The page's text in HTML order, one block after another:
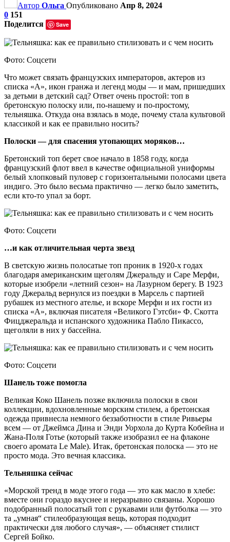
Автор Ольга Опубликовано Апр 8, 2024
0 151
Поделится
Save
Фото: Соцсети
Что может связать французских императоров, актеров из
списка «А», икон гранжа и легенд моды — и мам, пришедших
за детьми в детский сад? Ответ очень простой: топ в
бретонскую полоску или, по-нашему и по-простому,
тельняшка. Откуда она взялась в моде, почему стала культовой
классикой и как ее правильно носить?
Полоски — для спасения утопающих моряков…
Бретонский топ берет свое начало в 1858 году, когда
французский флот ввел в качестве официальной униформы
белый хлопковый пуловер с горизонтальными полосами цвета
индиго. Это было весьма практично — легко было заметить,
если кто-то упал за борт.
Фото: Соцсети
…и как отличительная черта звезд
В светскую жизнь полосатые топ проник в 1920-х годах
благодаря американским щеголям Джеральду и Саре Мерфи,
которые изобрели «летний сезон» на Лазурном берегу. В 1923
году Джеральд вернулся из поездки в Марсель с партией
рубашек из местного ателье, и вскоре Мерфи и их гости из
списка «А», включая писателя «Великого Гэтсби» Ф. Скотта
Фицджеральда и испанского художника Пабло Пикассо,
щеголяли в них у бассейна.
Фото: Соцсети
Шанель тоже помогла
Великая Коко Шанель позже включила полоски в свои
коллекции, вдохновленные морским стилем, а бретонская
одежда привнесла немного беззаботности в стиле Ривьеры
всем — от Джеймса Дина и Энди Уорхола до Курта Кобейна и
Жана-Поля Готье (который также изобразил ее на флаконе
своего аромата Le Male). Итак, бретонская полоска — это не
просто мода. Это вечная классика.
Тельняшка сейчас
«Морской тренд в моде этого года — это как масло в хлебе:
вместе они гораздо вкуснее и неразрывно связаны. Хорошо
подобранный полосатый топ с рукавами или футболка — это
та „умная“ стилеобразующая вещь, которая подходит
практически для любого случая», — объясняет стилист
Сергей Бойко.